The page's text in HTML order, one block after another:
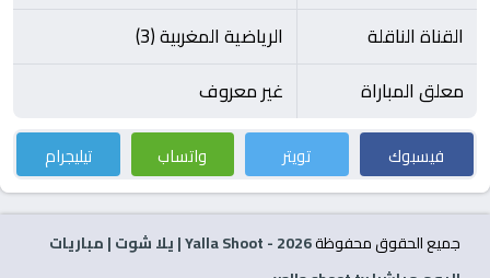
القناة الناقلة
الرياضية المغربية (3)
معلق المباراة
غير معروف
فيسبوك تويتر واتساب تيليجرام
جميع الحقوق محفوظة2026
- Yalla Shoot | يلا شوت | مباريات